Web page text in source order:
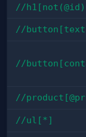
//
//
//
//
//ul[*]